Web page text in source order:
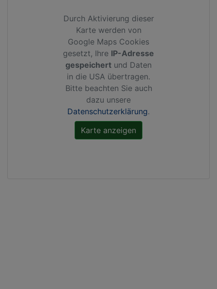
Durch Aktivierung dieser
Karte werden von
Google Maps Cookies
gesetzt, Ihre IP-Adresse
gespeichert und Daten
in die USA übertragen.
Bitte beachten Sie auch
dazu unsere
Datenschutzerklärung.